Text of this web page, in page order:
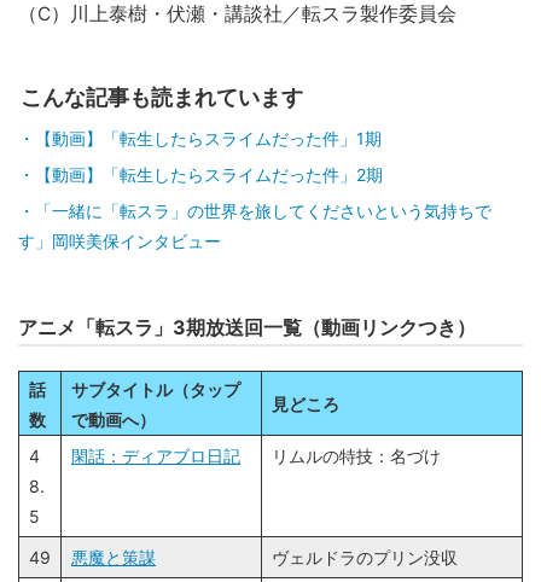
（C）川上泰樹・伏瀬・講談社／転スラ製作委員会
こんな記事も読まれています
【動画】「転生したらスライムだった件」1期
【動画】「転生したらスライムだった件」2期
「一緒に「転スラ」の世界を旅してくださいという気持ちで
す」岡咲美保インタビュー
アニメ「転スラ」3期放送回一覧（動画リンクつき）
話
数
サブタイトル（タップ
で動画へ）
見どころ
4
8.
5
閑話：ディアブロ日記 リムルの特技：名づけ
49 悪魔と策謀
ヴェルドラのプリン没収